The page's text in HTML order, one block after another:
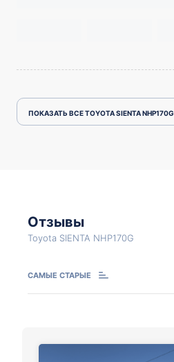
ПОКАЗАТЬ ВСЕ TOYOTA SIENTA NHP170G
Отзывы
Toyota SIENTA NHP170G
САМЫЕ СТАРЫЕ